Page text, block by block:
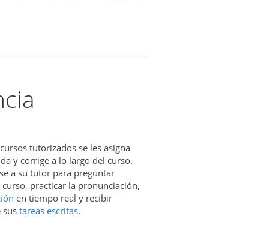
tutorizados se les asigna
y corrige a lo largo del curso.
a su tutor para preguntar
practicar la pronunciación,
en tiempo real y recibir
sustareas escritas.